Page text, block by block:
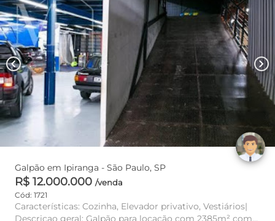
chevron_left chevron_right
Galpão em Ipiranga - São Paulo, SP
R$ 12.000.000 /venda
Cód: 1721
Características: Cozinha, Elevador privativo, Vestiários|
Descricao geral: Galpão para locação com 2385m² com